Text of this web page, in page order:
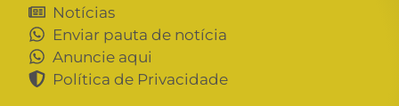
Notícias
Enviar pauta de notícia
Anuncie aqui
Política de Privacidade